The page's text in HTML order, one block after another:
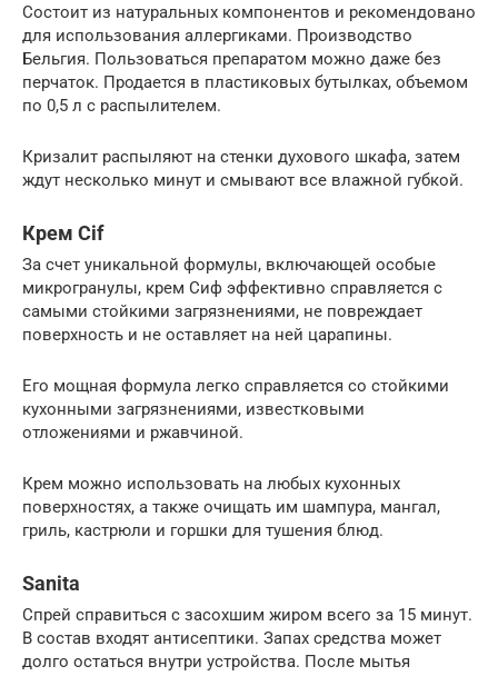
Состоит из натуральных компонентов и рекомендовано
для использования аллергиками. Производство
Бельгия. Пользоваться препаратом можно даже без
перчаток. Продается в пластиковых бутылках, объемом
по 0,5 л с распылителем.
Кризалит распыляют на стенки духового шкафа, затем
ждут несколько минут и смывают все влажной губкой.
Крем Cif
За счет уникальной формулы, включающей особые
микрогранулы, крем Сиф эффективно справляется с
самыми стойкими загрязнениями, не повреждает
поверхность и не оставляет на ней царапины.
Его мощная формула легко справляется со стойкими
кухонными загрязнениями, известковыми
отложениями и ржавчиной.
Крем можно использовать на любых кухонных
поверхностях, а также очищать им шампура, мангал,
гриль, кастрюли и горшки для тушения блюд.
Sanita
Спрей справиться с засохшим жиром всего за 15 минут.
В состав входят антисептики. Запах средства может
долго остаться внутри устройства. После мытья